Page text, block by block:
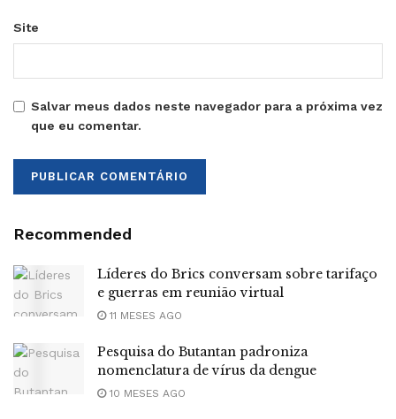
Site
Salvar meus dados neste navegador para a próxima vez
que eu comentar.
Recommended
Líderes do Brics conversam sobre tarifaço
e guerras em reunião virtual
11 MESES AGO
Pesquisa do Butantan padroniza
nomenclatura de vírus da dengue
10 MESES AGO